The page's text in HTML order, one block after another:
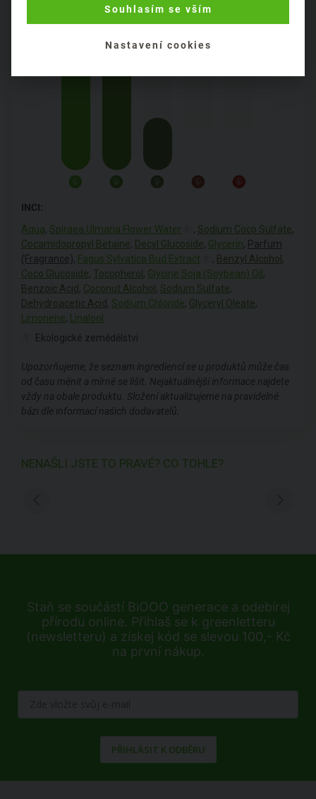
INCI:
Aqua, Spiraea Ulmaria Flower Water , Sodium Coco Sulfate,
Cocamidopropyl Betaine, Decyl Glucoside, Glycerin, Parfum
(Fragrance), Fagus Sylvatica Bud Extract , Benzyl Alcohol ,
Coco Glucoside, Tocopherol , Glycine Soja (Soybean) Oil ,
Benzoic Acid, Coconut Alcohol , Sodium Sulfate,
Dehydroacetic Acid, Sodium Chloride, Glyceryl Oleate,
Limonene, Linalool
Ekologické zemědělství
Upozorňujeme, že seznam ingrediencí se u produktů může čas
od času měnit a mírně se lišit. Nejaktuálnější informace najdete
vždy na obale produktu. Složení aktualizujeme na pravidelné
bázi dle informací našich dodavatelů.
NENAŠLI JSTE TO PRAVÉ? CO TOHLE?
Staň se součástí BiOOO generace a odebírej
přírodu online. Přihlaš se k greenletteru
(newsletteru) a získej kód se slevou 100,- Kč
na první nákup.
PŘIHLÁSIT K ODBĚRU
Souhlasím se vším
Nastavení cookies